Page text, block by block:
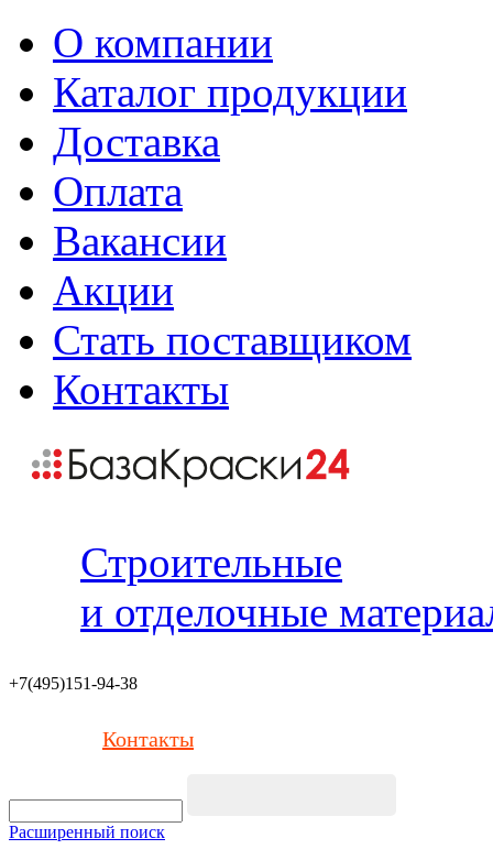
О компании
Каталог продукции
Доставка
Оплата
Вакансии
Акции
Стать поставщиком
Контакты
Строительные
и отделочные
+7(495)151-94-38
Контакты
Расширенный поиск